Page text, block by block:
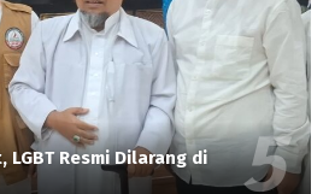
LGBT Resmi Dilarang di